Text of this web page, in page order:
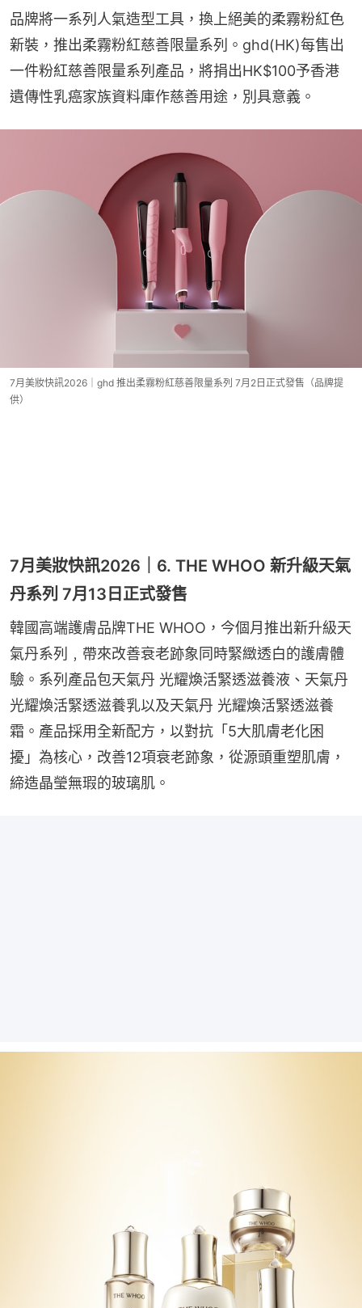
品牌將一系列人氣造型工具，換上絕美的柔霧粉紅色
新裝，推出柔霧粉紅慈善限量系列。ghd(HK)每售出
一件粉紅慈善限量系列產品，將捐出HK$100予香港
遺傳性乳癌家族資料庫作慈善用途，別具意義。
7月美妝快訊2026｜ghd 推出柔霧粉紅慈善限量系列 7月2日正式發售（品牌提
供）
7月美妝快訊2026｜6. THE WHOO 新升級天氣
丹系列 7月13日正式發售
韓國高端護膚品牌THE WHOO，今個月推出新升級天
氣丹系列﹐帶來改善衰老跡象同時緊緻透白的護膚體
驗。系列產品包天氣丹 光耀煥活緊透滋養液、天氣丹
光耀煥活緊透滋養乳以及天氣丹 光耀煥活緊透滋養
霜。產品採用全新配方，以對抗「5大肌膚老化困
擾」為核心，改善12項衰老跡象，從源頭重塑肌膚，
締造晶瑩無瑕的玻璃肌。